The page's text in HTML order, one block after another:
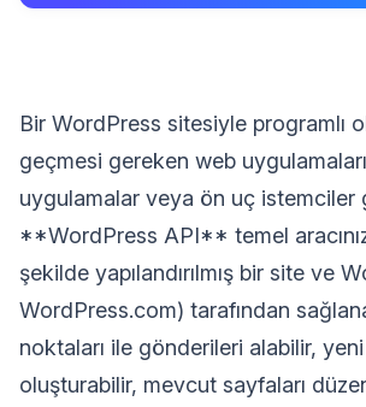
Bir WordPress sitesiyle programlı
geçmesi gereken web
uygulamalar veya ön uç istemciler
**WordPress API** temel
şekilde yapılandırılmış bir site ve
WordPress.com) tarafından
noktaları ile gönderileri alabilir,
oluşturabilir, mevcut sayfaları